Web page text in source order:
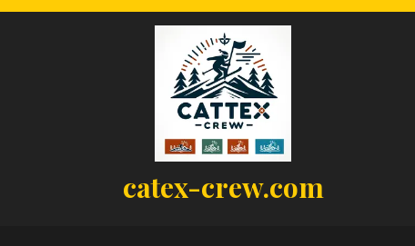
catex-crew.com